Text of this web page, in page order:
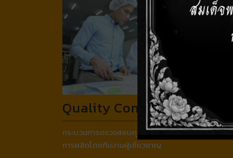
Quality Control
กระบวนการตรวจสอบคุณภาพที่เข้มงวดในทุกขั้นตอน
การผลิตโดยทีมงานผู้เชี่ยวชาญ